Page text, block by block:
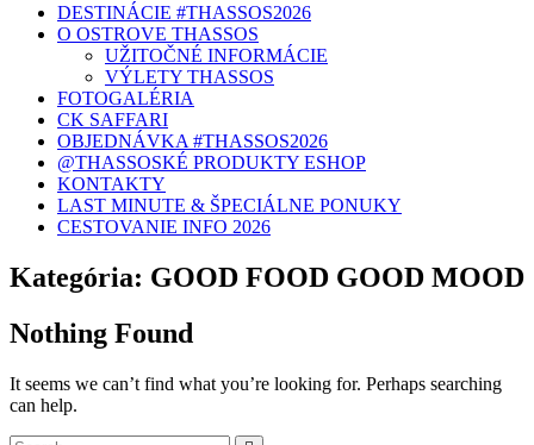
DESTINÁCIE #THASSOS2026
O OSTROVE THASSOS
UŽITOČNÉ INFORMÁCIE
VÝLETY THASSOS
FOTOGALÉRIA
CK SAFFARI
OBJEDNÁVKA #THASSOS2026
@THASSOSKÉ PRODUKTY ESHOP
KONTAKTY
LAST MINUTE & ŠPECIÁLNE PONUKY
CESTOVANIE INFO 2026
Kategória: GOOD FOOD GOOD MOOD
Nothing Found
It seems we can’t find what you’re looking for. Perhaps searching
can help.